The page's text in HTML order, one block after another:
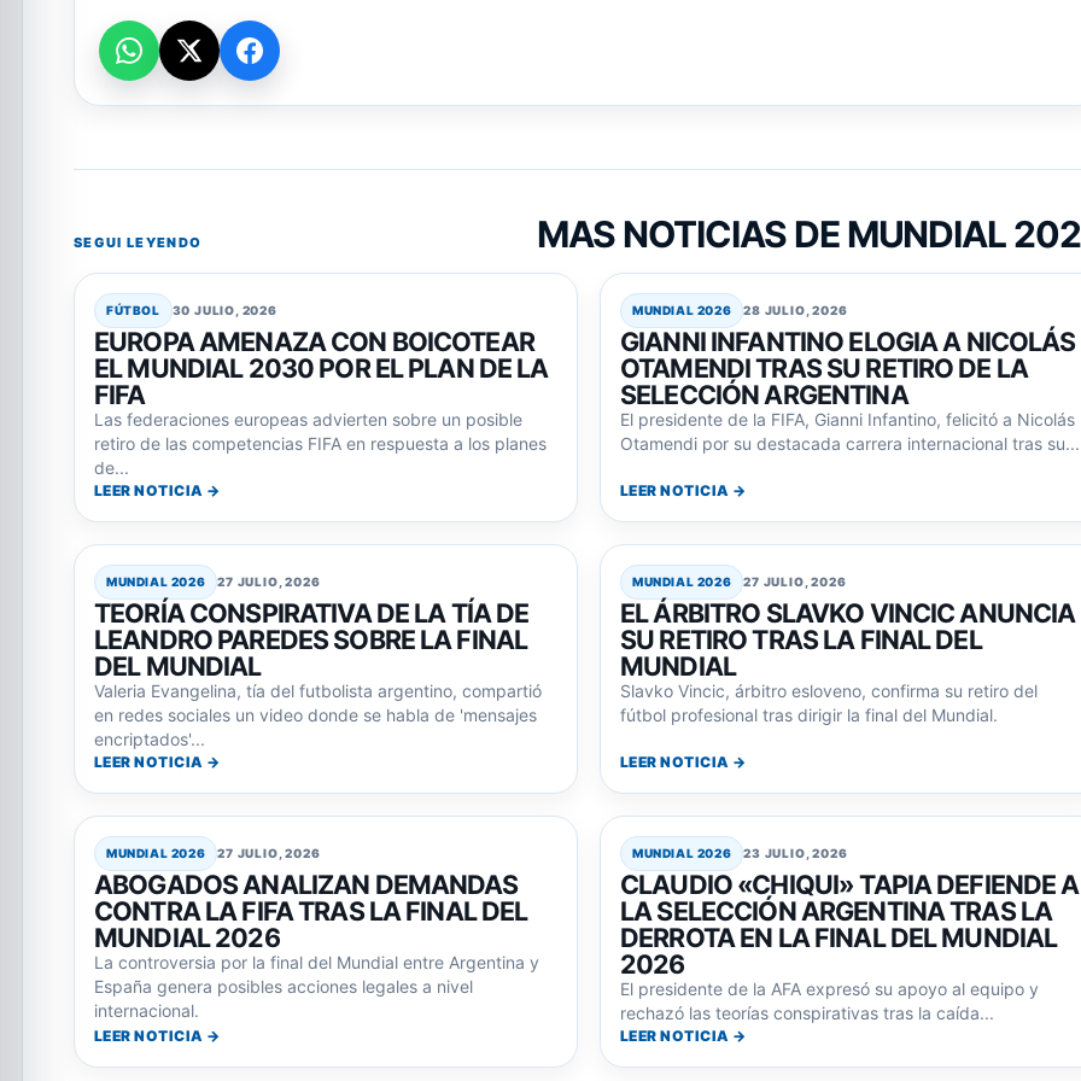
SEGUI LEYENDO MAS NOTICIAS DE MUNDIAL
FÚTBOL 30 JULIO, 2026
EUROPA AMENAZA CON BOICOTEAR
EL MUNDIAL 2030 POR EL PLAN DE LA
FIFA
Las federaciones europeas advierten sobre un posible
retiro de las competencias FIFA en respuesta a los planes
de...
LEER NOTICIA →
MUNDIAL 2026 28 JULIO, 2026
GIANNI INFANTINO ELOGIA A NICOLÁS
OTAMENDI TRAS SU RETIRO DE LA
SELECCIÓN ARGENTINA
El presidente de la FIFA, Gianni Infantino, felicitó a Nicolás
Otamendi por su destacada carrera internacional tras su...
LEER NOTICIA →
MUNDIAL 2026 27 JULIO, 2026
TEORÍA CONSPIRATIVA DE LA TÍA DE
LEANDRO PAREDES SOBRE LA FINAL
DEL MUNDIAL
Valeria Evangelina, tía del futbolista argentino, compartió
en redes sociales un video donde se habla de 'mensajes
encriptados'...
LEER NOTICIA →
MUNDIAL 2026 27 JULIO, 2026
EL ÁRBITRO SLAVKO VINCIC ANUNCIA
SU RETIRO TRAS LA FINAL DEL
MUNDIAL
Slavko Vincic, árbitro esloveno, confirma su retiro del
fútbol profesional tras dirigir la final del Mundial.
LEER NOTICIA →
MUNDIAL 2026 27 JULIO, 2026
ABOGADOS ANALIZAN DEMANDAS
CONTRA LA FIFA TRAS LA FINAL DEL
MUNDIAL 2026
La controversia por la final del Mundial entre Argentina y
España genera posibles acciones legales a nivel
internacional.
LEER NOTICIA →
MUNDIAL 2026 23 JULIO, 2026
CLAUDIO «CHIQUI» TAPIA DEFIENDE A
LA SELECCIÓN ARGENTINA TRAS LA
DERROTA EN LA FINAL DEL MUNDIAL
2026
El presidente de la AFA expresó su apoyo al equipo y
rechazó las teorías conspirativas tras la caída...
LEER NOTICIA →